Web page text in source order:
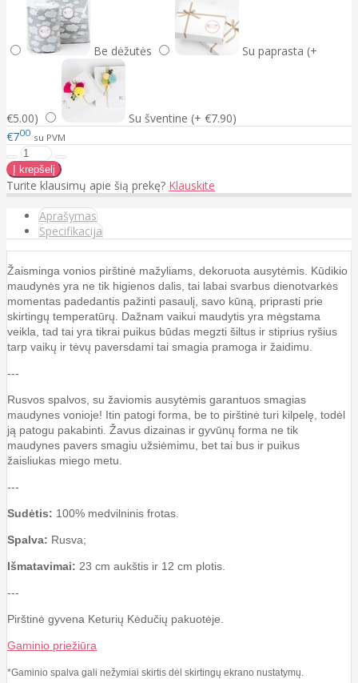
Be dėžutės Su paprasta (+
€5.00)
Su šventine (+ €7.90)
€700 su PVM
Turite klausimų apie šią prekę? Klauskite
Aprašymas
Specifikacija
Žaisminga vonios pirštinė mažyliams, dekoruota ausytėmis. Kūdikio
maudynės yra ne tik higienos dalis, tai labai svarbus dienotvarkės
momentas padedantis pažinti pasaulį, savo kūną, priprasti prie
skirtingų temperatūrų. Dažnam vaikui maudytis yra mėgstama
veikla, tad tai yra tikrai puikus būdas megzti šiltus ir stiprius ryšius
tarp vaikų ir tėvų paversdami tai smagia pramoga ir žaidimu.
---
Rusvos spalvos, su žaviomis ausytėmis garantuos smagias
maudynes vonioje! Itin patogi forma, be to pirštinė turi kilpelę, todėl
ją patogu pakabinti. Žavus dizainas ir gyvūnų forma ne tik
maudynes pavers smagiu užsiėmimu, bet tai bus ir puikus
žaisliukas miego metu.
---
Sudėtis: 100% medvilninis frotas.
Spalva: Rusva;
Išmatavimai: 23 cm aukštis ir 12 cm plotis.
---
Pirštinė gyvena Keturių Kėdučių pakuotėje.
Gaminio priežiūra
*Gaminio spalva gali nežymiai skirtis dėl skirtingų ekrano nustatymų.